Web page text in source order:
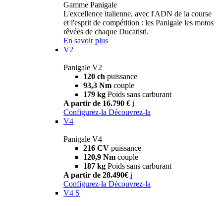
Gamme Panigale
L'excellence italienne, avec l'ADN de la course
et l'esprit de compétition : les Panigale les motos
rêvées de chaque Ducatisti.
En savoir plus
V2
Panigale V2
120 ch puissance
93,3 Nm couple
179 kg Poids sans carburant
A partir de 16.790 € i
Configurez-la Découvrez-la
V4
Panigale V4
216 CV puissance
120,9 Nm couple
187 kg Poids sans carburant
A partir de 28.490€ i
Configurez-la Découvrez-la
V4 S